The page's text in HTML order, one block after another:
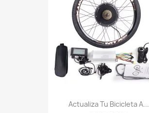
Actualiza Tu Bicicleta A...